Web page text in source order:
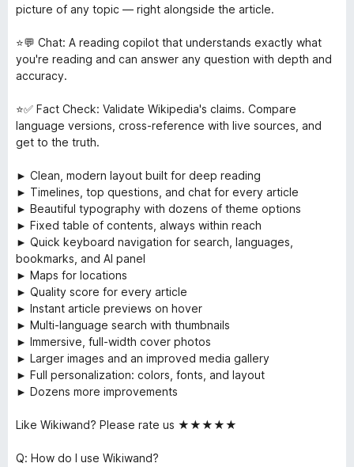
picture of any topic — right alongside the article.
⭐💬 Chat: A reading copilot that understands exactly what
you're reading and can answer any question with depth and
accuracy.
⭐✅ Fact Check: Validate Wikipedia's claims. Compare
language versions, cross-reference with live sources, and
get to the truth.
► Clean, modern layout built for deep reading
► Timelines, top questions, and chat for every article
► Beautiful typography with dozens of theme options
► Fixed table of contents, always within reach
► Quick keyboard navigation for search, languages,
bookmarks, and AI panel
► Maps for locations
► Quality score for every article
► Instant article previews on hover
► Multi-language search with thumbnails
► Immersive, full-width cover photos
► Larger images and an improved media gallery
► Full personalization: colors, fonts, and layout
► Dozens more improvements
Like Wikiwand? Please rate us ★★★★★
Q: How do I use Wikiwand?